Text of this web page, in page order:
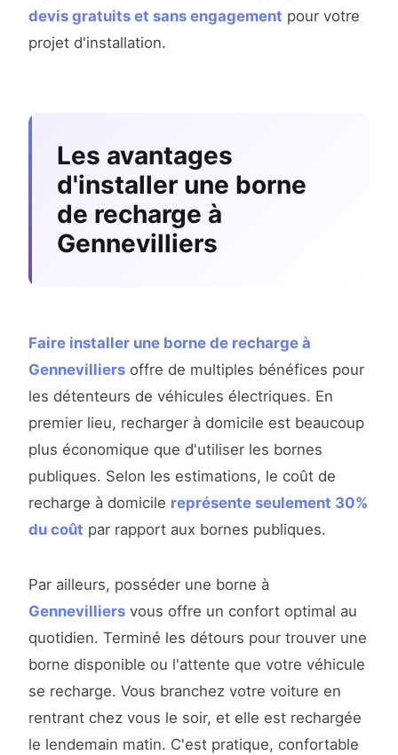
devis gratuits et sans engagement pour votre
projet d'installation.
Les avantages
d'installer une borne
de recharge à
Gennevilliers
Faire installer une borne de recharge à
Gennevilliers offre de multiples bénéfices pour
les détenteurs de véhicules électriques. En
premier lieu, recharger à domicile est beaucoup
plus économique que d'utiliser les bornes
publiques. Selon les estimations, le coût de
recharge à domicile représente seulement 30%
du coût par rapport aux bornes publiques.
Par ailleurs, posséder une borne à
Gennevilliers vous offre un confort optimal au
quotidien. Terminé les détours pour trouver une
borne disponible ou l'attente que votre véhicule
se recharge. Vous branchez votre voiture en
rentrant chez vous le soir, et elle est rechargée
le lendemain matin. C'est pratique, confortable